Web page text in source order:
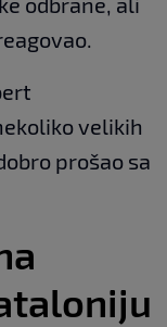
velikih
prošao sa